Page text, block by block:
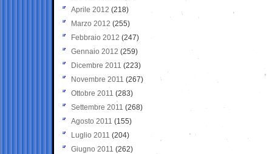
Aprile 2012 (218)
Marzo 2012 (255)
Febbraio 2012 (247)
Gennaio 2012 (259)
Dicembre 2011 (223)
Novembre 2011 (267)
Ottobre 2011 (283)
Settembre 2011 (268)
Agosto 2011 (155)
Luglio 2011 (204)
Giugno 2011 (262)